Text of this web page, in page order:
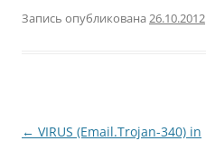
Запись опубликована 26.10.2012
Навигация
← VIRUS (Email.Trojan-340) in